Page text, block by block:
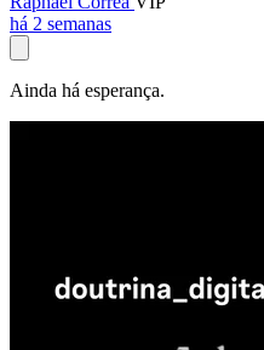
há 2 semanas
Ainda há esperança.